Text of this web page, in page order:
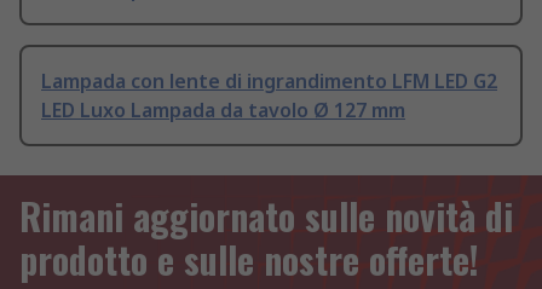
Lampada con lente di ingrandimento LFM LED G2
LED Luxo Lampada da tavolo Ø 127 mm
Rimani aggiornato sulle novità di
prodotto e sulle nostre offerte!